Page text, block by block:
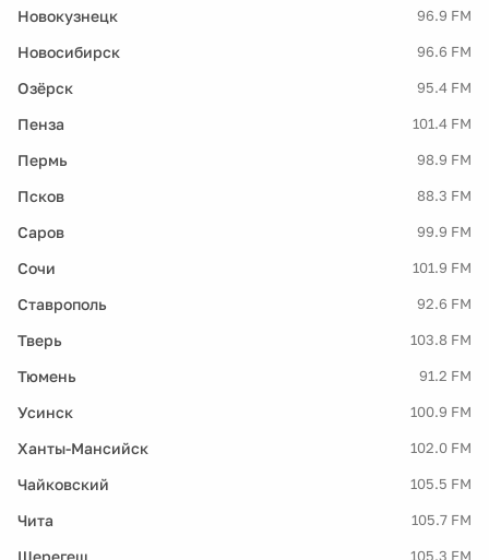
Новокузнецк 96.9 FM
Новосибирск 96.6 FM
Озёрск 95.4 FM
Пенза 101.4 FM
Пермь 98.9 FM
Псков 88.3 FM
Саров 99.9 FM
Сочи 101.9 FM
Ставрополь 92.6 FM
Тверь 103.8 FM
Тюмень 91.2 FM
Усинск 100.9 FM
Ханты-Мансийск 102.0 FM
Чайковский 105.5 FM
Чита 105.7 FM
Шерегеш 105.3 FM